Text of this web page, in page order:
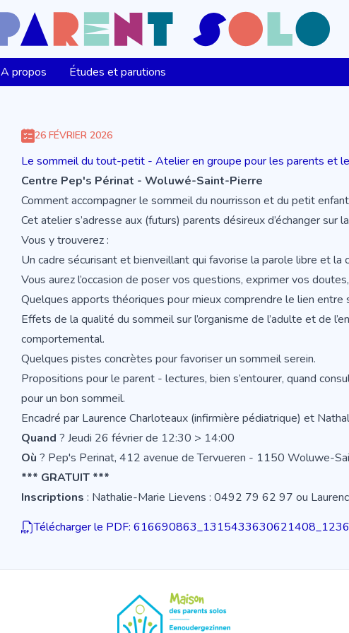
A propos Études et parutions
26 FÉVRIER 2026
Le sommeil du tout-petit - Atelier en groupe pour les parents et
Centre Pep's Périnat - Woluwé-Saint-Pierre
Comment accompagner le sommeil du nourrisson et du petit
Cet atelier s’adresse aux (futurs) parents désireux d’échanger sur
Vous y trouverez :
Un cadre sécurisant et bienveillant qui favorise la parole libre et la
Vous aurez l’occasion de poser vos questions, exprimer vos
Quelques apports théoriques pour mieux comprendre le lien entre
Effets de la qualité du sommeil sur l’organisme de l’adulte et de
comportemental.
Quelques pistes concrètes pour favoriser un sommeil serein.
Propositions pour le parent - lectures, bien s’entourer, quand
pour un bon sommeil.
Encadré par Laurence Charloteaux (infirmière pédiatrique) et
Quand ? Jeudi 26 février de 12:30 > 14:00
Où ? Pep's Perinat, 412 avenue de Tervueren - 1150 Woluwe-
*** GRATUIT ***
Inscriptions : Nathalie-Marie Lievens : 0492 79 62 97 ou
Télécharger le PDF: